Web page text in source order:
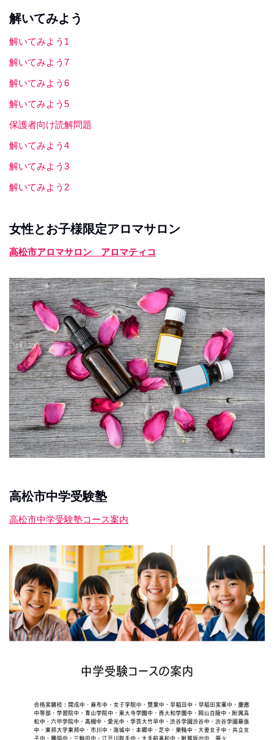
解いてみよう
解いてみよう1
解いてみよう7
解いてみよう6
解いてみよう5
保護者向け読解問題
解いてみよう4
解いてみよう3
解いてみよう2
女性とお子様限定アロマサロン
高松市アロマサロン アロマティコ
高松市中学受験塾
高松市中学受験塾コース案内